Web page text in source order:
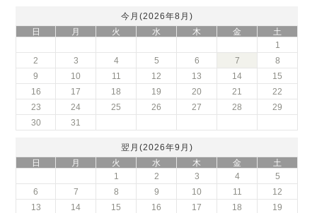
今月(2026年8月)
日
月 火 水 木 金
土
1
2
3 4 5 6 7
8
9
10 11 12 13 14
15
16
17 18 19 20 21
22
23
24 25 26 27 28
29
30
31
翌月(2026年9月)
日
月 火 水 木 金
土
1
2 3 4
5
6
7 8 9 10 11
12
13
14 15 16 17 18
19